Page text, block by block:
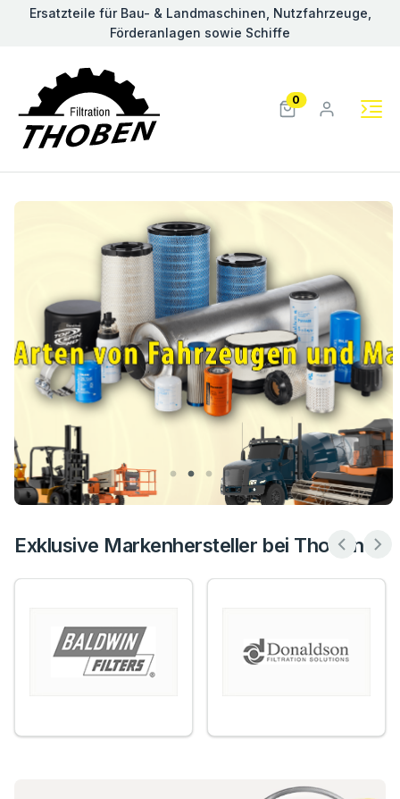
Ersatzteile für Bau- & Landmaschinen, Nutzfahrzeuge,
Förderanlagen sowie Schiffe
0
Exklusive Markenhersteller bei Thoben